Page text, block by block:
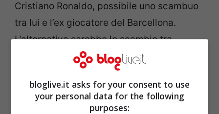
Cristiano Ronaldo, possibile uno scambuo
tra lui e l’ex giocatore del Barcellona.
L’alternativa sarebbe lo scambio tra
Ibrahimovic e Mario Balotelli del
Manchester City. Tutte ipotesi suggestive
di mercato, da valutare a fine campionato.
Sta di fatto che Ibrahimovic non è più
bloglive.it asks for your consent to use
your personal data for the following
purposes: